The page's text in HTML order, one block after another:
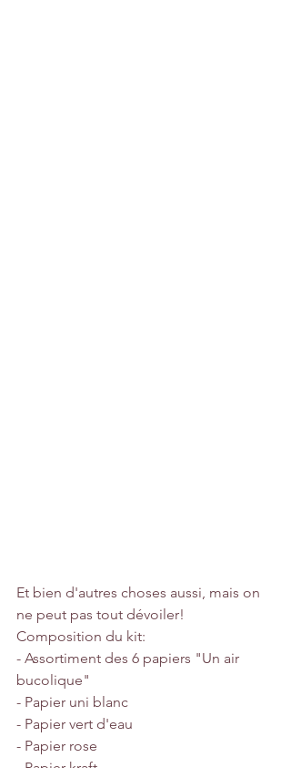
Et bien d'autres choses aussi, mais on
ne peut pas tout dévoiler!
Composition du kit:
- Assortiment des 6 papiers "Un air
bucolique"
- Papier uni blanc
- Papier vert d'eau
- Papier rose